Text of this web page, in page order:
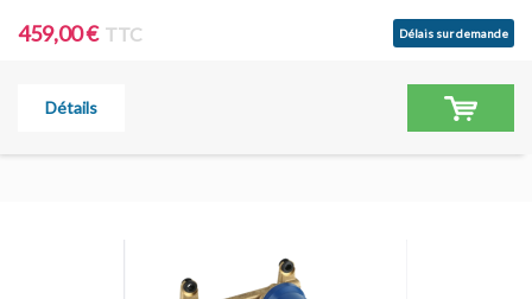
459,00 € TTC Délais sur demande
Détails